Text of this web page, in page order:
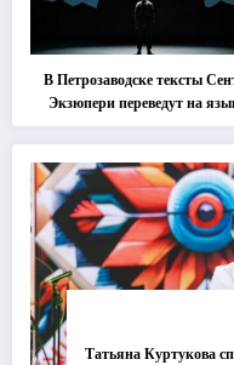
В Петрозаводске тексты
Экзюпери переведут на
современной хореографии
Татьяна Куртукова